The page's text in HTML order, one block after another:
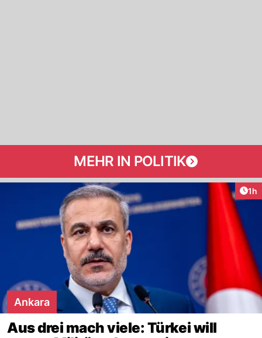
MEHR IN POLITIK
1h
Ankara
Aus drei mach viele: Türkei will